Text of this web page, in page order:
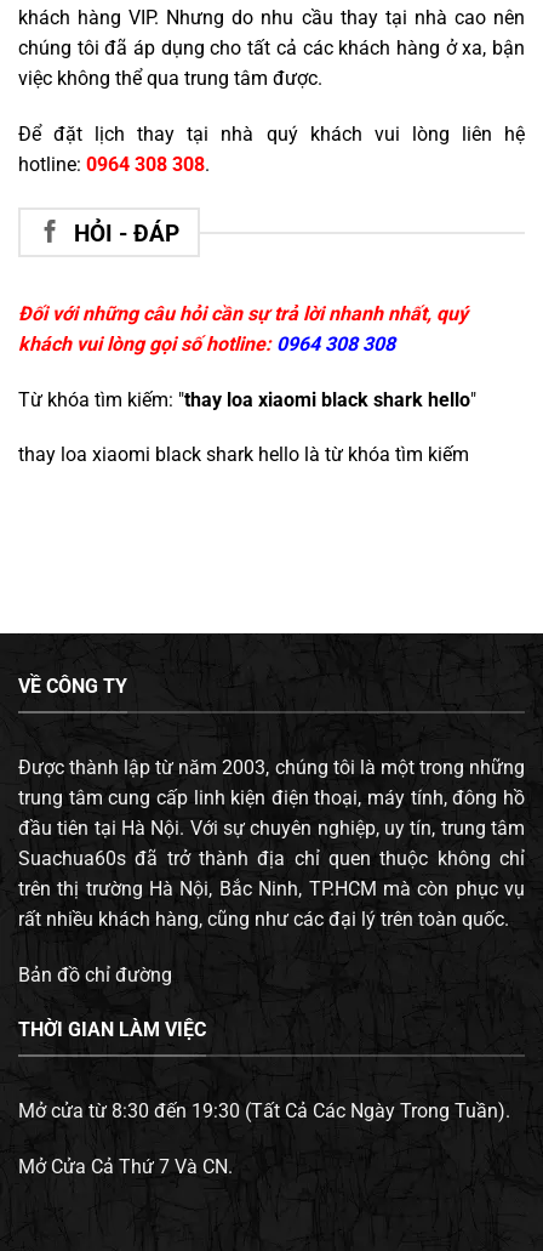
khách hàng VIP. Nhưng do nhu cầu thay tại nhà cao nên
chúng tôi đã áp dụng cho tất cả các khách hàng ở xa, bận
việc không thể qua trung tâm được.
Để đặt lịch thay tại nhà quý khách vui lòng liên hệ
hotline: 0964 308 308.
HỎI - ĐÁP
Đối với những câu hỏi cần sự trả lời nhanh nhất, quý
khách vui lòng gọi số hotline: 0964 308 308
Từ khóa tìm kiếm: "thay loa xiaomi black shark hello"
thay loa xiaomi black shark hello là từ khóa tìm kiếm
VỀ CÔNG TY
Được thành lập từ năm 2003, chúng tôi là một trong những
trung tâm cung cấp linh kiện điện thoại, máy tính, đông hồ
đầu tiên tại Hà Nội. Với sự chuyên nghiệp, uy tín, trung tâm
Suachua60s đã trở thành địa chỉ quen thuộc không chỉ
trên thị trường Hà Nội, Bắc Ninh, TP.HCM mà còn phục vụ
rất nhiều khách hàng, cũng như các đại lý trên toàn quốc.
Bản đồ chỉ đường
THỜI GIAN LÀM VIỆC
Mở cửa từ 8:30 đến 19:30 (Tất Cả Các Ngày Trong Tuần).
Mở Cửa Cả Thứ 7 Và CN.